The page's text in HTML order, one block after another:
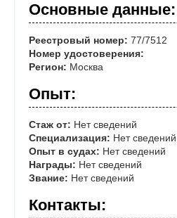
Основные данные:
Реестровый номер: 77/7512
Номер удостоверения:
Регион: Москва
Опыт:
Стаж от: Нет сведений
Специализация: Нет сведений
Опыт в судах: Нет сведений
Награды: Нет сведений
Звание: Нет сведений
Контакты: